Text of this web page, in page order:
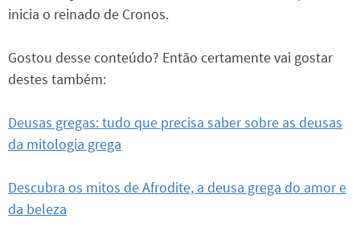
inicia o reinado de Cronos.
Gostou desse conteúdo? Então certamente vai gostar
destes também:
Deusas gregas: tudo que precisa saber sobre as deusas
da mitologia grega
Descubra os mitos de Afrodite, a deusa grega do amor e
da beleza